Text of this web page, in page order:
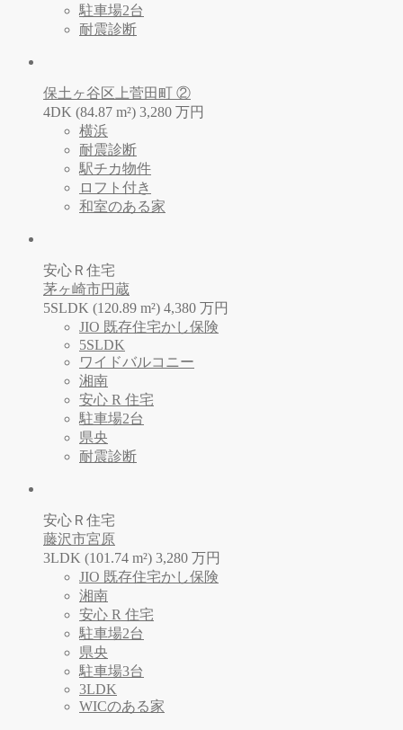
駐車場2台
耐震診断
保土ヶ谷区上菅田町 ②
4DK (84.87 m²) 3,280 万円
横浜
耐震診断
駅チカ物件
ロフト付き
和室のある家
安心Ｒ住宅
茅ヶ崎市円蔵
5SLDK (120.89 m²) 4,380 万円
JIO 既存住宅かし保険
5SLDK
ワイドバルコニー
湘南
安心 R 住宅
駐車場2台
県央
耐震診断
安心Ｒ住宅
藤沢市宮原
3LDK (101.74 m²) 3,280 万円
JIO 既存住宅かし保険
湘南
安心 R 住宅
駐車場2台
県央
駐車場3台
3LDK
WICのある家